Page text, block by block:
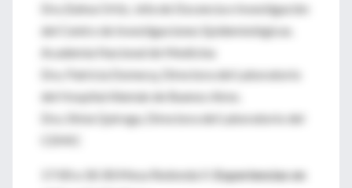
Dra Zulma Ortiz, Jefa de Docencia e Investigación
del Centro de Investigaciones Epidemiológicas.
Academia Nacional de Medicina
Dra. Patricia Domecq, Directora del Laboratorio
del Hospital Alemán de Buenos Aires.
Dra. Silvia Quiroga, Directora del Laboratorio del
CEMIC
17:00 a 18:30:Mesa Redonda II:
Experiencias en